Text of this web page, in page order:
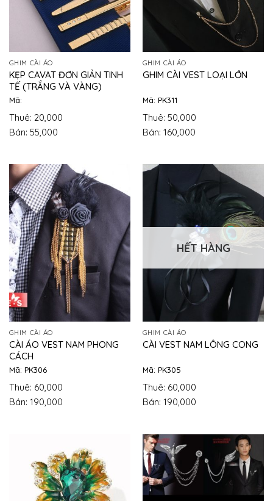
GHIM CÀI ÁO
KẸP CAVAT ĐƠN GIẢN TINH
TẾ (TRẮNG VÀ VÀNG)
Mã:
Thuê: 20,000
Bán: 55,000
GHIM CÀI ÁO
GHIM CÀI VEST LOẠI LỚN
Mã: PK311
Thuê: 50,000
Bán: 160,000
GHIM CÀI ÁO
CÀI ÁO VEST NAM PHONG
CÁCH
Mã: PK306
Thuê: 60,000
Bán: 190,000
HẾT HÀNG
GHIM CÀI ÁO
CÀI VEST NAM LÔNG CONG
Mã: PK305
Thuê: 60,000
Bán: 190,000